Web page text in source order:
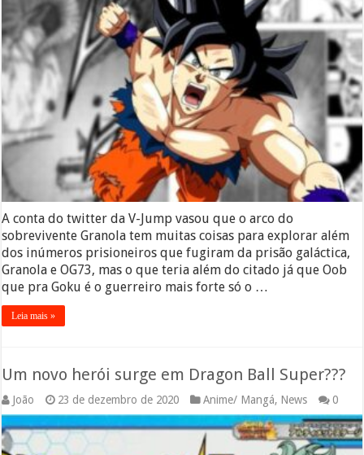
A conta do twitter da V-Jump vasou que o arco do
sobrevivente Granola tem muitas coisas para explorar além
dos inúmeros prisioneiros que fugiram da prisão galáctica,
Granola e OG73, mas o que teria além do citado já que Oob
que pra Goku é o guerreiro mais forte só o …
Leia mais »
Um novo herói surge em Dragon Ball Super???
João 23 de dezembro de 2020 Anime/ Mangá, News 0